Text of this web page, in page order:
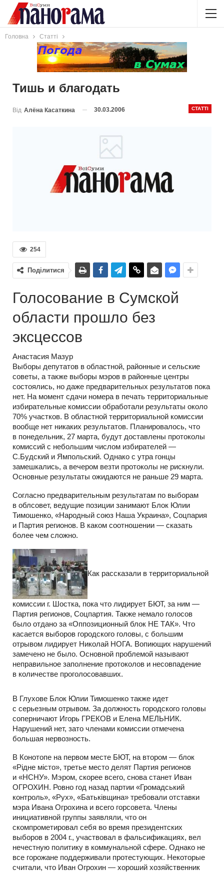
Головна Статті
Тишь и благодать
СТАТТІ
Від Алёна Касаткина 30.03.2006
254
Поділитися
Голосование в Сумской
области прошло без
эксцессов
Анастасия Мазур
Выборы депутатов в областной, районные и сельские
советы, а также выборы мэров в районные центры
состоялись, но даже предварительных результатов пока
нет. На момент сдачи номера в печать территориальные
избирательные комиссии обработали результаты около
70% участков. В областной территориальной комиссии
вообще нет никаких результатов. Планировалось, что
в понедельник, 27 марта, будут доставлены протоколы
комиссий с небольшим числом избирателей —
С.Будский и Ямпольский. Однако с утра гонцы
замешкались, а вечером везти протоколы не рискнули.
Основные результаты ожидаются не раньше 29 марта.
Согласно предварительным результатам по выборам
в облсовет, ведущие позиции занимают Блок Юлии
Тимошенко, «Народный союз Наша Украина», Соцпария
и Партия регионов. В каком соотношении — сказать
более чем сложно.
Как рассказали в территориальной
комиссии г. Шостка, пока что лидирует БЮТ, за ним —
Партия регионов, Соцпартия. Также немало голосов
было отдано за «Оппозиционный блок НЕ ТАК». Что
касается выборов городского головы, с большим
отрывом лидирует Николай НОГА. Вопиющих нарушений
замечено не было. Основной проблемой называют
неправильное заполнение протоколов и несовпадение
в количестве проголосовавших.
В Глухове Блок Юлии Тимошенко также идет
с серьезным отрывом. За должность городского головы
соперничают Игорь ГРЕКОВ и Елена МЕЛЬНИК.
Нарушений нет, зато членами комиссии отмечена
большая нервозность.
В Конотопе на первом месте БЮТ, на втором — блок
«Рідне місто», третье место делят Партия регионов
и «НСНУ». Мэром, скорее всего, снова станет Иван
ОГРОХИН. Ровно год назад партии «Громадський
контроль», «Рух», «Батьківщина» требовали отставки
мэра Ивана Огрохина и всего горсовета. Члены
инициативной группы заявляли, что он
скомпрометировал себя во время президентских
выборов в 2004 г., участвовал в фальсификациях, вел
нечестную политику в коммунальной сфере. Однако не
все горожане поддерживали протестующих. Некоторые
считали, что Иван Огрохин — хороший хозяйственник